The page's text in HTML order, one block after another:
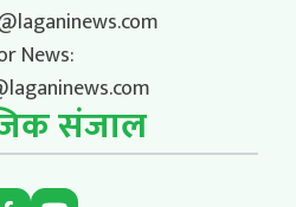
News:
संजाल